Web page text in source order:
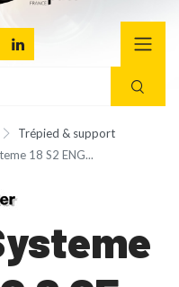
Trépied & support
18 S2 ENG...